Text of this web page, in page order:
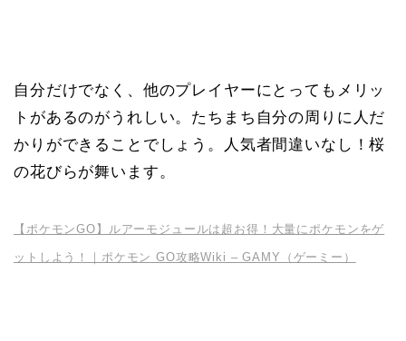
自分だけでなく、他のプレイヤーにとってもメリッ
トがあるのがうれしい。たちまち自分の周りに人だ
かりができることでしょう。人気者間違いなし！桜
の花びらが舞います。
【ポケモンGO】ルアーモジュールは超お得！大量にポケモンをゲ
ットしよう！｜ポケモン GO攻略Wiki – GAMY（ゲーミー）